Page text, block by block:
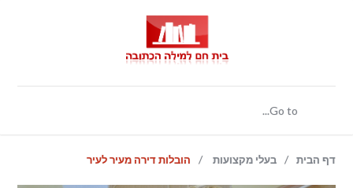
דף הבית / בעלי מקצועות / הובלות דירה מעיר לעיר